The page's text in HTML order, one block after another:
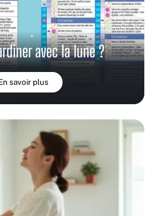
avec la lune ?
savoir plus